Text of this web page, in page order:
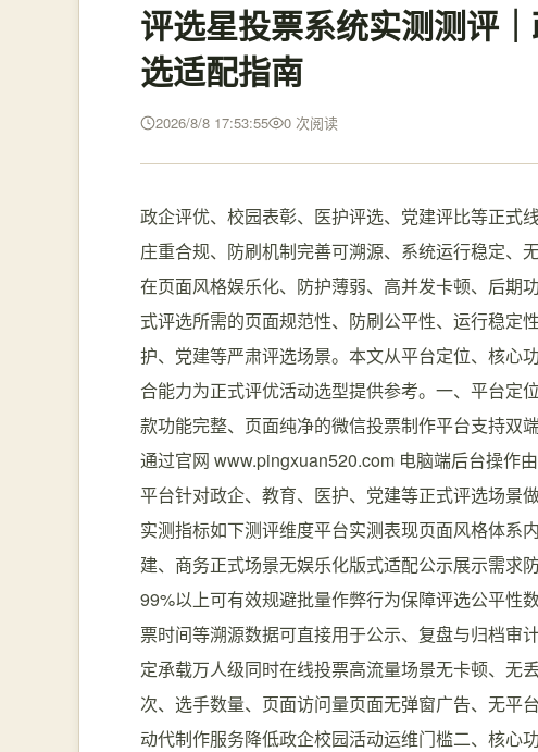
评选星投票系统实测测评
选适配指南
2026/8/8 17:53:55 0 次阅读
政企评优、校园表彰、医护评选、党建评比等正式
庄重合规、防刷机制完善可溯源、系统运行稳定、
在页面风格娱乐化、防护薄弱、高并发卡顿、后期
式评选所需的页面规范性、防刷公平性、运行稳定
护、党建等严肃评选场景。本文从平台定位、核心
合能力为正式评优活动选型提供参考。一、平台定
款功能完整、页面纯净的微信投票制作平台支持双
通过官网 www.pingxuan520.com 电脑端后台操作
平台针对政企、教育、医护、党建等正式评选场景
实测指标如下测评维度平台实测表现页面风格体系
建、商务正式场景无娱乐化版式适配公示展示需求
99%以上可有效规避批量作弊行为保障评选公平性
票时间等溯源数据可直接用于公示、复盘与归档审
定承载万人级同时在线投票高流量场景无卡顿、无
次、选手数量、页面访问量页面无弹窗广告、无平
动代制作服务降低政企校园活动运维门槛二、核心